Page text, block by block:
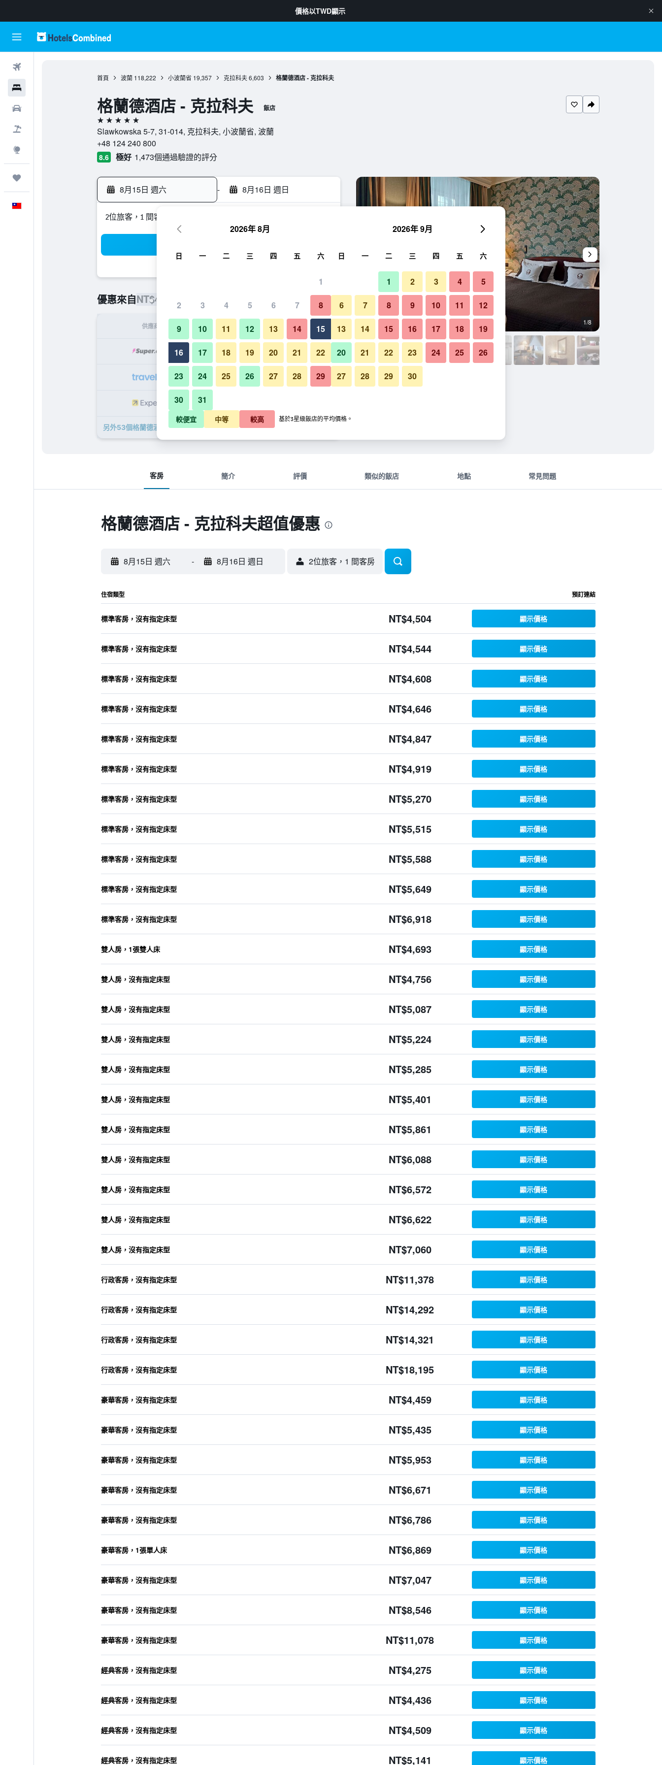
價格以TWD顯示
首頁 波蘭 118,222 小波蘭省 19,357 克拉科夫 6,603 格蘭德酒店 - 克拉科夫
格蘭德酒店 - 克拉科夫 飯店
5星級
Slawkowska 5-7, 31-014, 克拉科夫, 小波蘭省, 波蘭
+48 124 240 800
8.6 極好 1,473個通過驗證的評分
8月15日 週六 - 8月16日 週日
2位旅客，1 間客房
優惠來自NT$4,275
供應商 每晚總額
NT$4,275 查看優惠
NT$4,436 查看優惠
另外53個格蘭德酒店 - 克拉科夫​的優惠
臥室 1/8
格蘭德酒店 - 克拉科夫的照片
客房 簡介 評價 類似的飯店 地點 常見問題
格蘭德酒店 - 克拉科夫超值優惠
8月15日 週六 - 8月16日 週日 2位旅客，1 間客房
住宿類型 預訂連結
標準客房，沒有指定床型 NT$4,504 顯示價格
標準客房，沒有指定床型 NT$4,544 顯示價格
標準客房，沒有指定床型 NT$4,608 顯示價格
標準客房，沒有指定床型 NT$4,646 顯示價格
標準客房，沒有指定床型 NT$4,847 顯示價格
標準客房，沒有指定床型 NT$4,919 顯示價格
標準客房，沒有指定床型 NT$5,270 顯示價格
標準客房，沒有指定床型 NT$5,515 顯示價格
標準客房，沒有指定床型 NT$5,588 顯示價格
標準客房，沒有指定床型 NT$5,649 顯示價格
標準客房，沒有指定床型 NT$6,918 顯示價格
雙人房，1張雙人床 NT$4,693 顯示價格
雙人房，沒有指定床型 NT$4,756 顯示價格
雙人房，沒有指定床型 NT$5,087 顯示價格
雙人房，沒有指定床型 NT$5,224 顯示價格
雙人房，沒有指定床型 NT$5,285 顯示價格
雙人房，沒有指定床型 NT$5,401 顯示價格
雙人房，沒有指定床型 NT$5,861 顯示價格
雙人房，沒有指定床型 NT$6,088 顯示價格
雙人房，沒有指定床型 NT$6,572 顯示價格
雙人房，沒有指定床型 NT$6,622 顯示價格
雙人房，沒有指定床型 NT$7,060 顯示價格
行政客房，沒有指定床型 NT$11,378 顯示價格
行政客房，沒有指定床型 NT$14,292 顯示價格
行政客房，沒有指定床型 NT$14,321 顯示價格
行政客房，沒有指定床型 NT$18,195 顯示價格
豪華客房，沒有指定床型 NT$4,459 顯示價格
豪華客房，沒有指定床型 NT$5,435 顯示價格
豪華客房，沒有指定床型 NT$5,953 顯示價格
豪華客房，沒有指定床型 NT$6,671 顯示價格
豪華客房，沒有指定床型 NT$6,786 顯示價格
豪華客房，1張單人床 NT$6,869 顯示價格
豪華客房，沒有指定床型 NT$7,047 顯示價格
豪華客房，沒有指定床型 NT$8,546 顯示價格
豪華客房，沒有指定床型 NT$11,078 顯示價格
經典客房，沒有指定床型 NT$4,275 顯示價格
經典客房，沒有指定床型 NT$4,436 顯示價格
經典客房，沒有指定床型 NT$4,509 顯示價格
經典客房，沒有指定床型 NT$5,141 顯示價格
2026年 8月
日 一 二 三 四 五 六
1
2 3 4 5 6 7 8
9 10 11 12 13 14 15
16 17 18 19 20 21 22
23 24 25 26 27 28 29
30 31
2026年 9月
日 一 二 三 四 五 六
1 2 3 4 5
6 7 8 9 10 11 12
13 14 15 16 17 18 19
20 21 22 23 24 25 26
27 28 29 30
較便宜 中等 較高 基於3星級飯店的平均價格。